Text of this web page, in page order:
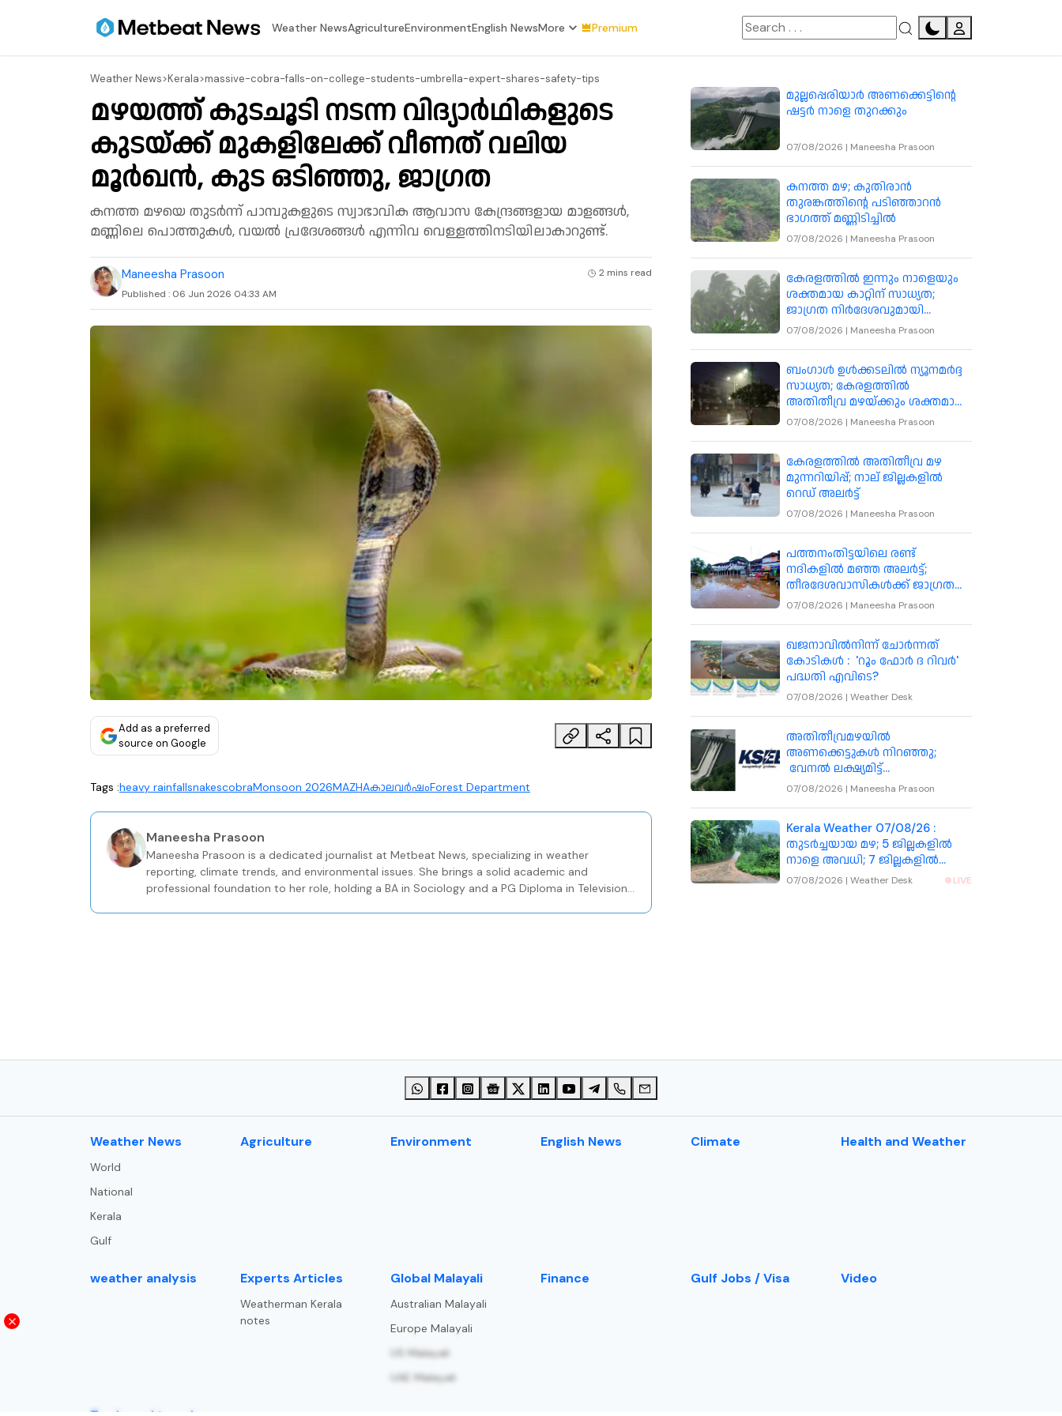
⁠Weather NewsAgricultureEnvironmentEnglish NewsMore Premium
⁠Weather News>Kerala>massive-cobra-falls-on-college-students-umbrella-expert-shares-safety-tips
മഴയത്ത് കുടചൂടി നടന്ന വിദ്യാർഥികളുടെ
കുടയ്ക്ക് മുകളിലേക്ക് വീണത് വലിയ
മൂർഖൻ, കുട ഒടിഞ്ഞു, ജാഗ്രത
കനത്ത മഴയെ തുടർന്ന് പാമ്പുകളുടെ സ്വാഭാവിക ആവാസ കേന്ദ്രങ്ങളായ മാളങ്ങൾ,
മണ്ണിലെ പൊത്തുകൾ, വയൽ പ്രദേശങ്ങൾ എന്നിവ വെള്ളത്തിനടിയിലാകാറുണ്ട്.
Maneesha Prasoon 2 mins read
Published : 06 Jun 2026 04:33 AM
Add as a preferred
source on Google
Tags :heavy rainfallsnakescobraMonsoon 2026MAZHAകാലവർഷംForest Department
Maneesha Prasoon
Maneesha Prasoon is a dedicated journalist at Metbeat News, specializing in weather
reporting, climate trends, and environmental issues. She brings a solid academic and
professional foundation to her role, holding a BA in Sociology and a PG Diploma in Television
മുല്ലപ്പെരിയാർ അണക്കെട്ടിന്റെ
ഷട്ടർ നാളെ തുറക്കും
07/08/2026 | Maneesha Prasoon
കനത്ത മഴ; കുതിരാൻ
തുരങ്കത്തിന്റെ പടിഞ്ഞാറൻ
ഭാഗത്ത് മണ്ണിടിച്ചിൽ
07/08/2026 | Maneesha Prasoon
കേരളത്തിൽ ഇന്നും നാളെയും
ശക്തമായ കാറ്റിന് സാധ്യത;
ജാഗ്രത നിർദേശവുമായി
കാലാവസ്ഥ വകുപ്പ്
07/08/2026 | Maneesha Prasoon
ബംഗാൾ ഉൾക്കടലിൽ ന്യൂനമർദ്ദ
സാധ്യത; കേരളത്തിൽ
അതിതീവ്ര മഴയ്ക്കും ശക്തമായ
കാറ്റിനും മുന്നറിയിപ്പ്
07/08/2026 | Maneesha Prasoon
കേരളത്തിൽ അതിതീവ്ര മഴ
മുന്നറിയിപ്പ്; നാല് ജില്ലകളിൽ
റെഡ് അലർട്ട്
07/08/2026 | Maneesha Prasoon
പത്തനംതിട്ടയിലെ രണ്ട്
നദികളിൽ മഞ്ഞ അലർട്ട്;
തീരദേശവാസികൾക്ക് ജാഗ്രത
നിർദേശം
07/08/2026 | Maneesha Prasoon
ഖജനാവിൽനിന്ന് ചോർന്നത്
കോടികൾ : 'റൂം ഫോർ ദ റിവർ'
പദ്ധതി എവിടെ?
07/08/2026 | Weather Desk
അതിതീവ്രമഴയിൽ
അണക്കെട്ടുകൾ നിറഞ്ഞു;
വേനൽ ലക്ഷ്യമിട്ട്
കെഎസ്ഇബിയുടെ പുതിയ
07/08/2026 | Maneesha Prasoon
Kerala Weather 07/08/26 :
തുടർച്ചയായ മഴ; 5 ജില്ലകളിൽ
നാളെ അവധി; 7 ജില്ലകളിൽ
നാളെ ഓറഞ്ച് അലർട്ട്
07/08/2026 | Weather Desk LIVE
⁠Weather News
World
National
Kerala
Gulf
Agriculture Environment English News Climate Health and Weather
weather analysis Experts Articles
Weatherman Kerala
notes
⁠Global Malayali
Australian Malayali
Europe Malayali
US Malayali
UAE Malayali
Finance Gulf Jobs / Visa Video